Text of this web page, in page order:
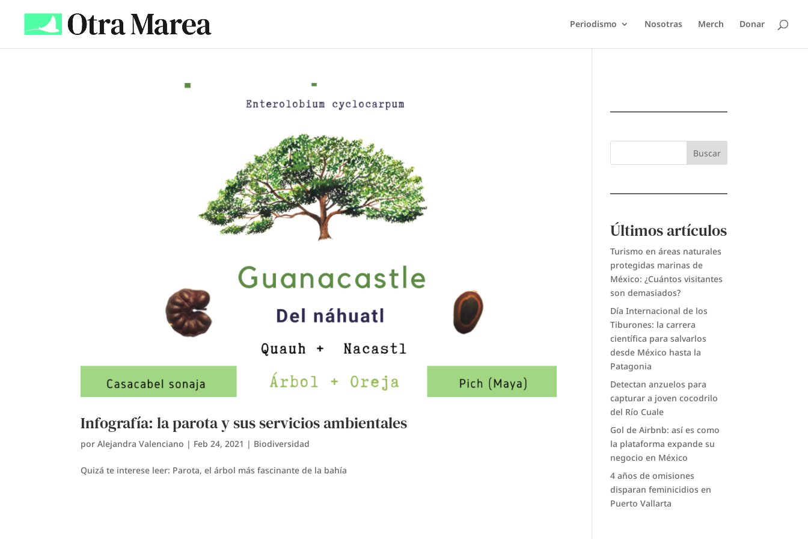
Periodismo Nosotras Merch Donar
Infografía: la parota y sus servicios ambientales
porAlejandra Valenciano | Feb 24, 2021 | Biodiversidad
Quizá te interese leer: Parota, el árbol más fascinante de la bahía
Buscar
Últimos artículos
Turismo en áreas naturales
protegidas marinas de
México: ¿Cuántos visitantes
son demasiados?
Día Internacional de los
Tiburones: la carrera
científica para salvarlos
desde México hasta la
Patagonia
Detectan anzuelos para
capturar a joven cocodrilo
del Río Cuale
Gol de Airbnb: así es como
la plataforma expande su
negocio en México
4 años de omisiones
disparan feminicidios en
Puerto Vallarta